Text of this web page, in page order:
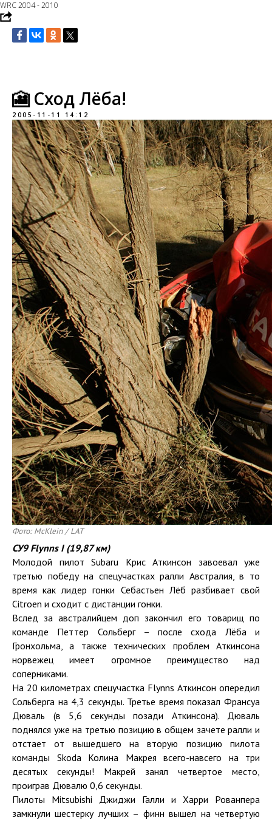
WRC 2004 - 2010
🎦 Сход Лёба!
2005-11-11 14:12
Фото: McKlein / LAT
СУ9 Flynns I (19,87км)
Молодой пилот Subaru Крис Аткинсон завоевал уже
третью победу на спецучастках ралли Австралия, в то
время как лидер гонки Себастьен Лёб разбивает свой
Citroen и сходит с дистанции гонки.
Вслед за австралийцем доп закончил его товарищ по
команде Петтер Сольберг – после схода Лёба и
Гронхольма, а также технических проблем Аткинсона
норвежец имеет огромное преимущество над
соперниками.
На 20 километрах спецучастка Flynns Аткинсон опередил
Сольберга на 4,3 секунды. Третье время показал Франсуа
Дюваль (в 5,6 секунды позади Аткинсона). Дюваль
поднялся уже на третью позицию в общем зачете ралли и
отстает от вышедшего на вторую позицию пилота
команды Skoda Колина Макрея всего-навсего на три
десятых секунды! Макрей занял четвертое место,
проиграв Дювалю 0,6 секунды.
Пилоты Mitsubishi Джиджи Галли и Харри Рованпера
замкнули шестерку лучших – финн вышел на четвертую